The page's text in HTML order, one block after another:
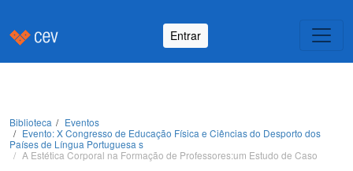
Entrar
Biblioteca
Eventos
Evento: X Congresso de Educação Física e Ciências do Desporto dos
Países de Língua Portuguesa s
A Estética Corporal na Formação de Professores:um Estudo de Caso